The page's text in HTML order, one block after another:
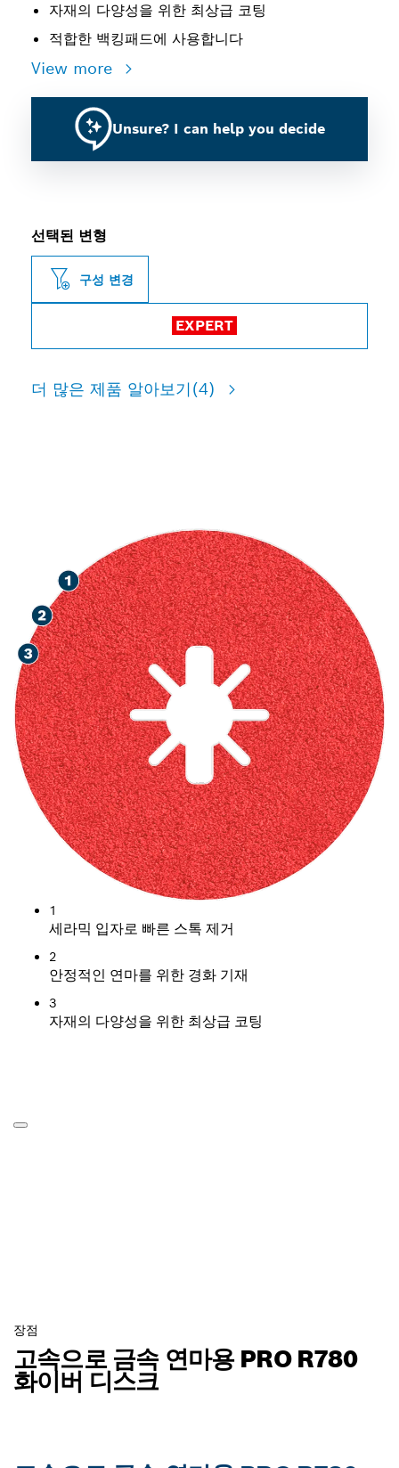
자재의 다양성을 위한 최상급 코팅
적합한 백킹패드에 사용합니다
View more
Unsure? I can help you decide
선택된 변형
구성 변경
EXPERT
더 많은 제품 알아보기(4)
1
세라믹 입자로 빠른 스톡 제거
2
안정적인 연마를 위한 경화 기재
3
자재의 다양성을 위한 최상급 코팅
장점
고속으로 금속 연마용 PRO R780
화이버 디스크